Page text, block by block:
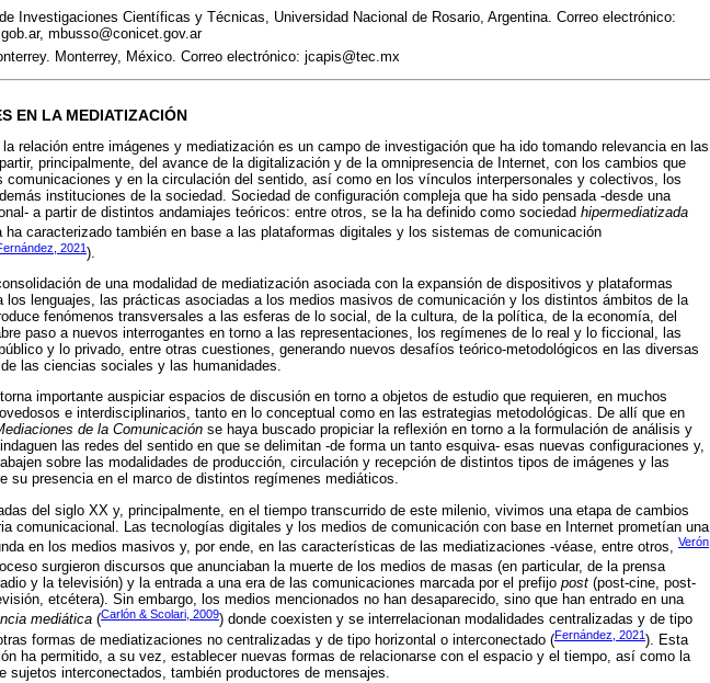
Investigaciones Científicas y Técnicas, Universidad Nacional de Rosario, Argentina. Correo electrónico:
mbusso@conicet.gov.ar
Monterrey, México. Correo electrónico: jcapis@tec.mx
EN LA MEDIATIZACIÓN
la relación entre imágenes y mediatización es un campo de investigación que ha ido tomando relevancia en las
principalmente, del avance de la digitalización y de la omnipresencia de Internet, con los cambios que
comunicaciones y en la circulación del sentido, así como en los vínculos interpersonales y colectivos, los
instituciones de la sociedad. Sociedad de configuración compleja que ha sido pensada -desde una
a partir de distintos andamiajes teóricos: entre otros, se la ha definido como sociedad hipermediatizada
ha caracterizado también en base a las plataformas digitales y los sistemas de comunicación
2021).
de una modalidad de mediatización asociada con la expansión de dispositivos y plataformas
los lenguajes, las prácticas asociadas a los medios masivos de comunicación y los distintos ámbitos de la
fenómenos transversales a las esferas de lo social, de la cultura, de la política, de la economía, del
paso a nuevos interrogantes en torno a las representaciones, los regímenes de lo real y lo ficcional, las
y lo privado, entre otras cuestiones, generando nuevos desafíos teórico-metodológicos en las diversas
las ciencias sociales y las humanidades.
importante auspiciar espacios de discusión en torno a objetos de estudio que requieren, en muchos
e interdisciplinarios, tanto en lo conceptual como en las estrategias metodológicas. De allí que en
de la Comunicación se haya buscado propiciar la reflexión en torno a la formulación de análisis y
las redes del sentido en que se delimitan -de forma un tanto esquiva- esas nuevas configuraciones y,
sobre las modalidades de producción, circulación y recepción de distintos tipos de imágenes y las
su presencia en el marco de distintos regímenes mediáticos.
del siglo XX y, principalmente, en el tiempo transcurrido de este milenio, vivimos una etapa de cambios
comunicacional. Las tecnologías digitales y los medios de comunicación con base en Internet prometían una
en los medios masivos y, por ende, en las características de las mediatizaciones -véase, entre otros, Verón
surgieron discursos que anunciaban la muerte de los medios de masas (en particular, de la prensa
y la televisión) y la entrada a una era de las comunicaciones marcada por el prefijo post (post-cine, post-
etcétera). Sin embargo, los medios mencionados no han desaparecido, sino que han entrado en una
mediática (Carlón & Scolari, 2009) donde coexisten y se interrelacionan modalidades centralizadas y de tipo
formas de mediatizaciones no centralizadas y de tipo horizontal o interconectado (Fernández, 2021). Esta
ha permitido, a su vez, establecer nuevas formas de relacionarse con el espacio y el tiempo, así como la
sujetos interconectados, también productores de mensajes.